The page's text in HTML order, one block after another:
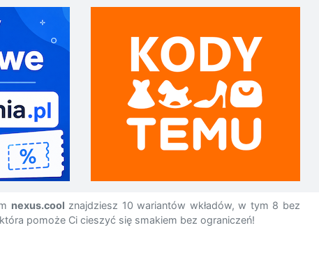
nexus.cool znajdziesz 10 wariantów wkładów, w tym 8 bez
pomoże Ci cieszyć się smakiem bez ograniczeń!